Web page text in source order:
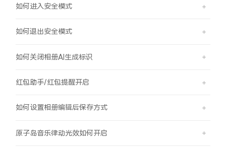
如何进入安全模式
如何退出安全模式
如何关闭相册AI生成标识
红包助手/红包提醒开启
如何设置相册编辑后保存方式
原子岛音乐律动光效如何开启